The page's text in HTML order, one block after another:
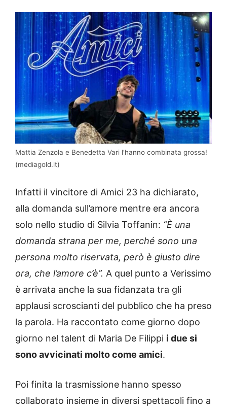
Mattia Zenzola e Benedetta Vari l’hanno combinata grossa!
(mediagold.it)
Infatti il vincitore di Amici 23 ha dichiarato,
alla domanda sull’amore mentre era ancora
solo nello studio di Silvia Toffanin: “È una
domanda strana per me, perché sono una
persona molto riservata, però è giusto dire
ora, che l’amore c’è”. A quel punto a Verissimo
è arrivata anche la sua fidanzata tra gli
applausi scroscianti del pubblico che ha preso
la parola. Ha raccontato come giorno dopo
giorno nel talent di Maria De Filippi i due si
sono avvicinati molto come amici.
Poi finita la trasmissione hanno spesso
collaborato insieme in diversi spettacoli fino a